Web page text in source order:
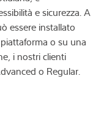
e sicurezza. A
essere installato
o su una
i nostri clienti
o Regular.